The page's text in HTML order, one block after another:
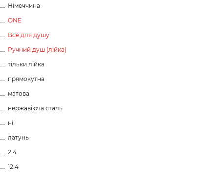
Німеччина
ONE
Все для душу
Ручний душ (лійка)
тільки лійка
прямокутна
матова
нержавіюча сталь
ні
латунь
2.4
12.4